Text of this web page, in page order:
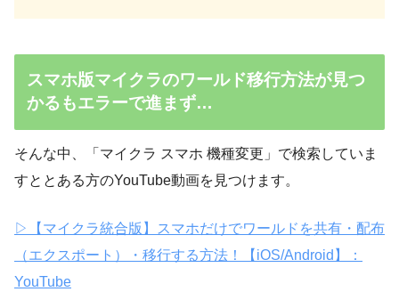
スマホ版マイクラのワールド移行方法が見つ
かるもエラーで進まず…
そんな中、「マイクラ スマホ 機種変更」で検索していま
すととある方のYouTube動画を見つけます。
▷【マイクラ統合版】スマホだけでワールドを共有・配布
（エクスポート）・移行する方法！【iOS/Android】：
YouTube